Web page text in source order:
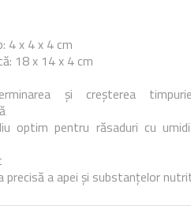
4 x 4 x 4 cm
18 x 14 x 4 cm
și creșterea
optim pentru răsaduri cu
precisă a apei și substanțelor